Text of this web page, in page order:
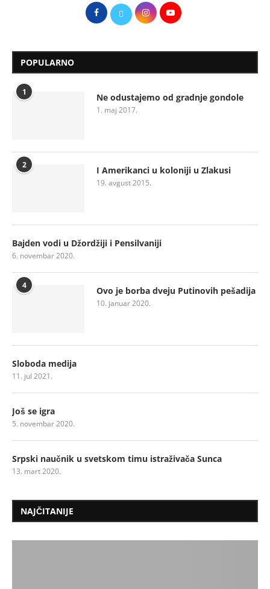
POPULARNO
1 Ne odustajemo od gradnje gondole
1. maj 2017.
2 I Amerikanci u koloniji u Zlakusi
19. avgust 2015.
Bajden vodi u Džordžiji i Pensilvaniji
6. novembar 2020.
4 Ovo je borba dveju Putinovih pešadija
10. januar 2020.
Sloboda medija
11. jul 2021.
Još se igra
5. novembar 2020.
Srpski naučnik u svetskom timu istraživača Sunca
13. mart 2020.
NAJČITANIJE